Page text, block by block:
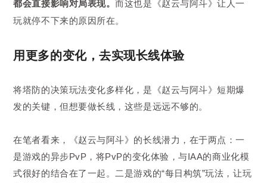
都会直接影响对局表现。而这也是《赵云与阿斗》让人一
玩就停不下来的原因所在。
用更多的变化，去实现长线体验
将塔防的决策玩法变化多样化，是《赵云与阿斗》短期爆
发的关键，但想要做长线，这些是远远不够的。
在笔者看来，《赵云与阿斗》的长线潜力，在于两点：一
是游戏的异步PvP，将PvP的变化体验，与IAA的商业化模
式很好的结合在了一起。二是游戏的“每日构筑”玩法，让玩